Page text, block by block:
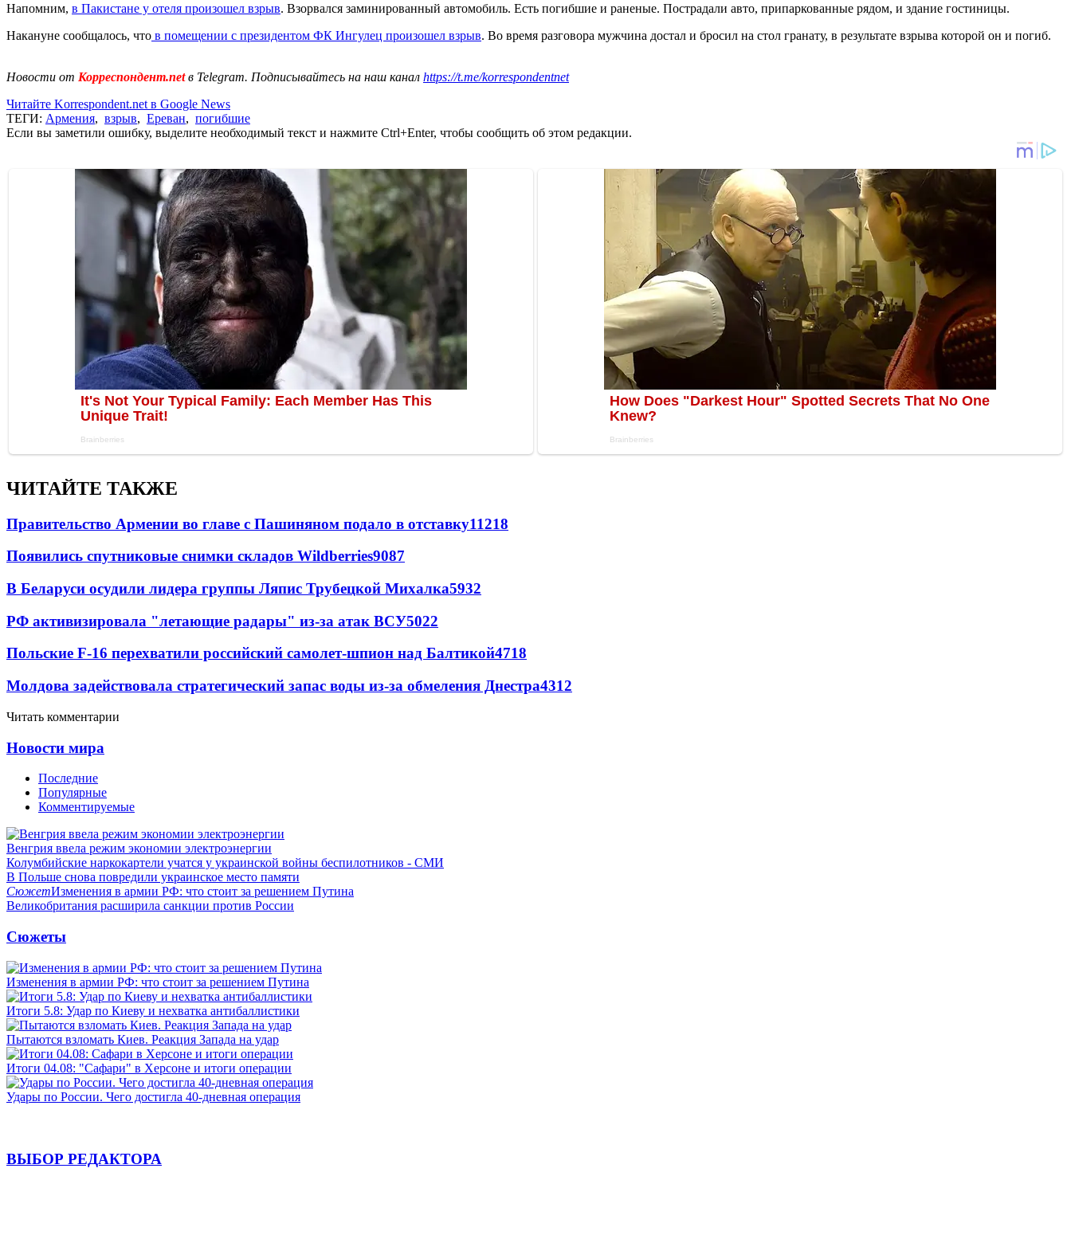
Напомним, в Пакистане у отеля произошел взрыв. Взорвался заминированный автомобиль. Есть погибшие и раненые. Пострадали авто, припаркованные рядом, и здание гостиницы.
Накануне сообщалось, что в помещении с президентом ФК Ингулец произошел взрыв. Во время разговора мужчина достал и бросил на стол гранату, в результате взрыва которой он и погиб.
Новости от Корреспондент.netв Telegram. Подписывайтесь на наш канал https://t.me/korrespondentnet
Читайте Korrespondent.net в Google News
ТЕГИ: Армения, взрыв, Ереван, погибшие
Если вы заметили ошибку, выделите необходимый текст и нажмите Ctrl+Enter, чтобы сообщить об этом редакции.
ЧИТАЙТЕ ТАКЖЕ
Правительство Армении во главе с Пашиняном подало в отставку11218
Появились спутниковые снимки складов Wildberries9087
В Беларуси осудили лидера группы Ляпис Трубецкой Михалка5932
РФ активизировала "летающие радары" из-за атак ВСУ5022
Польские F-16 перехватили российский самолет-шпион над Балтикой4718
Молдова задействовала стратегический запас воды из-за обмеления Днестра4312
Читать комментарии
Новости мира
Последние
Популярные
Комментируемые
Венгрия ввела режим экономии электроэнергии
Колумбийские наркокартели учатся у украинской войны беспилотников - СМИ
В Польше снова повредили украинское место памяти
СюжетИзменения в армии РФ: что стоит за решением Путина
Великобритания расширила санкции против России
Сюжеты
Изменения в армии РФ: что стоит за решением Путина
Итоги 5.8: Удар по Киеву и нехватка антибаллистики
Пытаются взломать Киев. Реакция Запада на удар
Итоги 04.08: "Сафари" в Херсоне и итоги операции
Удары по России. Чего достигла 40-дневная операция
ВЫБОР РЕДАКТОРА